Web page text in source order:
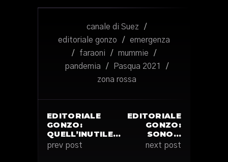
canale di Suez
/
editoriale gonzo
/
emergenza
/
faraoni / mummie
/
pandemia
/ Pasqua 2021
/
zona rossa
EDITORIALE
GONZO:
QUELL’INUTILE…
prev post
EDITORIALE
GONZO:
SONO…
next post